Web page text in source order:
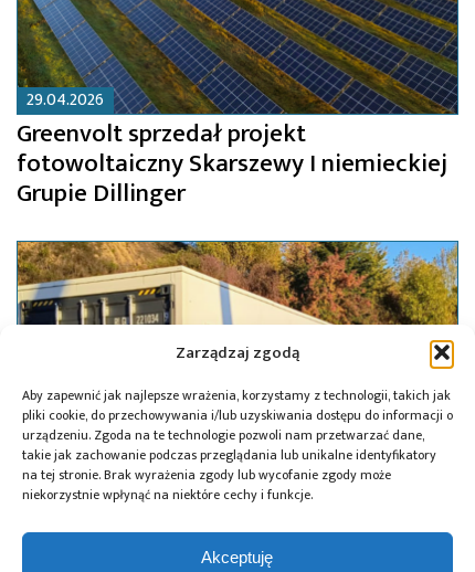
Zarządzaj zgodą
Aby zapewnić jak najlepsze wrażenia, korzystamy z technologii, takich jak
pliki cookie, do przechowywania i/lub uzyskiwania dostępu do informacji o
urządzeniu. Zgoda na te technologie pozwoli nam przetwarzać dane,
takie jak zachowanie podczas przeglądania lub unikalne identyfikatory
na tej stronie. Brak wyrażenia zgody lub wycofanie zgody może
niekorzystnie wpłynąć na niektóre cechy i funkcje.
Akceptuję
29.04.2026
Greenvolt sprzedał projekt
fotowoltaiczny Skarszewy I niemieckiej
Grupie Dillinger